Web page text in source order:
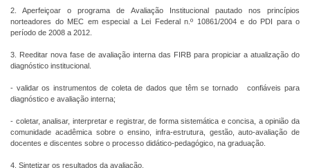
2. Aperfeiçoar o programa de Avaliação Institucional pautado nos princípios
norteadores do MEC em especial a Lei Federal n.º 10861/2004 e do PDI para o
período de 2008 a 2012.
3. Reeditar nova fase de avaliação interna das FIRB para propiciar a atualização do
diagnóstico institucional.
- validar os instrumentos de coleta de dados que têm se tornado confiáveis para
diagnóstico e avaliação interna;
- coletar, analisar, interpretar e registrar, de forma sistemática e concisa, a opinião da
comunidade acadêmica sobre o ensino, infra-estrutura, gestão, auto-avaliação de
docentes e discentes sobre o processo didático-pedagógico, na graduação.
4. Sintetizar os resultados da avaliação.